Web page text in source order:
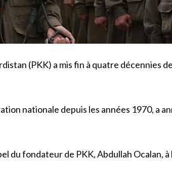
(PKK) a mis fin à quatre décennies
nationale depuis les années 1970, a
du fondateur de PKK, Abdullah Ocalan, à